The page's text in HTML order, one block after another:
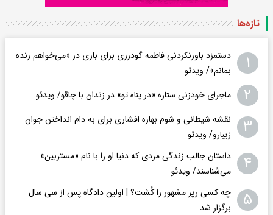
تازه‌ها
۱
دستمزد باورنکردنی فاطمه گودرزی برای بازی در «می‌خواهم زنده
بمانم»/ ویدئو
۲ ماجرای خودزنی ستاره «در پناه تو» در زندان با چاقو/ ویدئو
۳
نقشه شیطانی و شوم بهاره افشاری برای به دام انداختن جوان
زیبارو/ ویدئو
۴
داستان جالب زندگی مردی که دنیا او را با نام «مستربین»
می‌شناسند/ ویدئو
۵
چه کسی رپر مشهور را کُشت؟ | اولین دادگاه پس از سی سال
برگزار شد